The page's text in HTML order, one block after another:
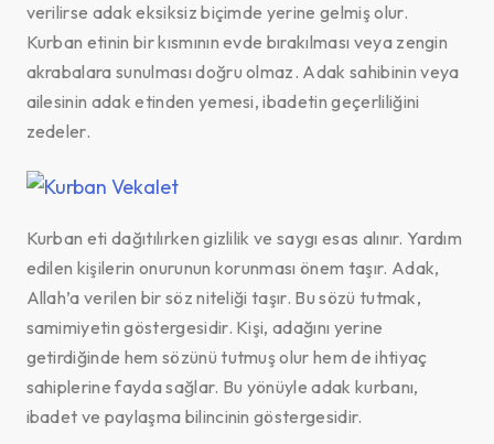
verilirse adak eksiksiz biçimde yerine gelmiş olur.
Kurban etinin bir kısmının evde bırakılması veya zengin
akrabalara sunulması doğru olmaz. Adak sahibinin veya
ailesinin adak etinden yemesi, ibadetin geçerliliğini
zedeler.
Kurban eti dağıtılırken gizlilik ve saygı esas alınır. Yardım
edilen kişilerin onurunun korunması önem taşır. Adak,
Allah’a verilen bir söz niteliği taşır. Bu sözü tutmak,
samimiyetin göstergesidir. Kişi, adağını yerine
getirdiğinde hem sözünü tutmuş olur hem de ihtiyaç
sahiplerine fayda sağlar. Bu yönüyle adak kurbanı,
ibadet ve paylaşma bilincinin göstergesidir.